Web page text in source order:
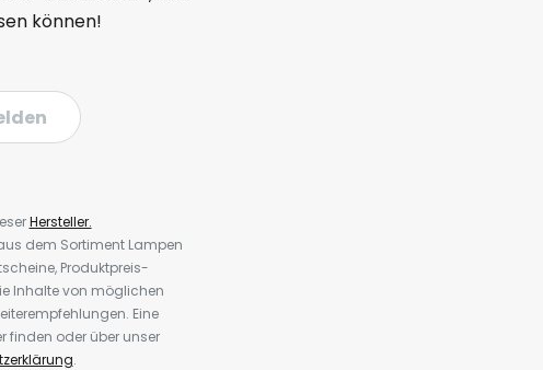
können!
Hersteller.
dem Sortiment Lampen
Produktpreis-
Inhalte von möglichen
Eine
finden oder über unser
.